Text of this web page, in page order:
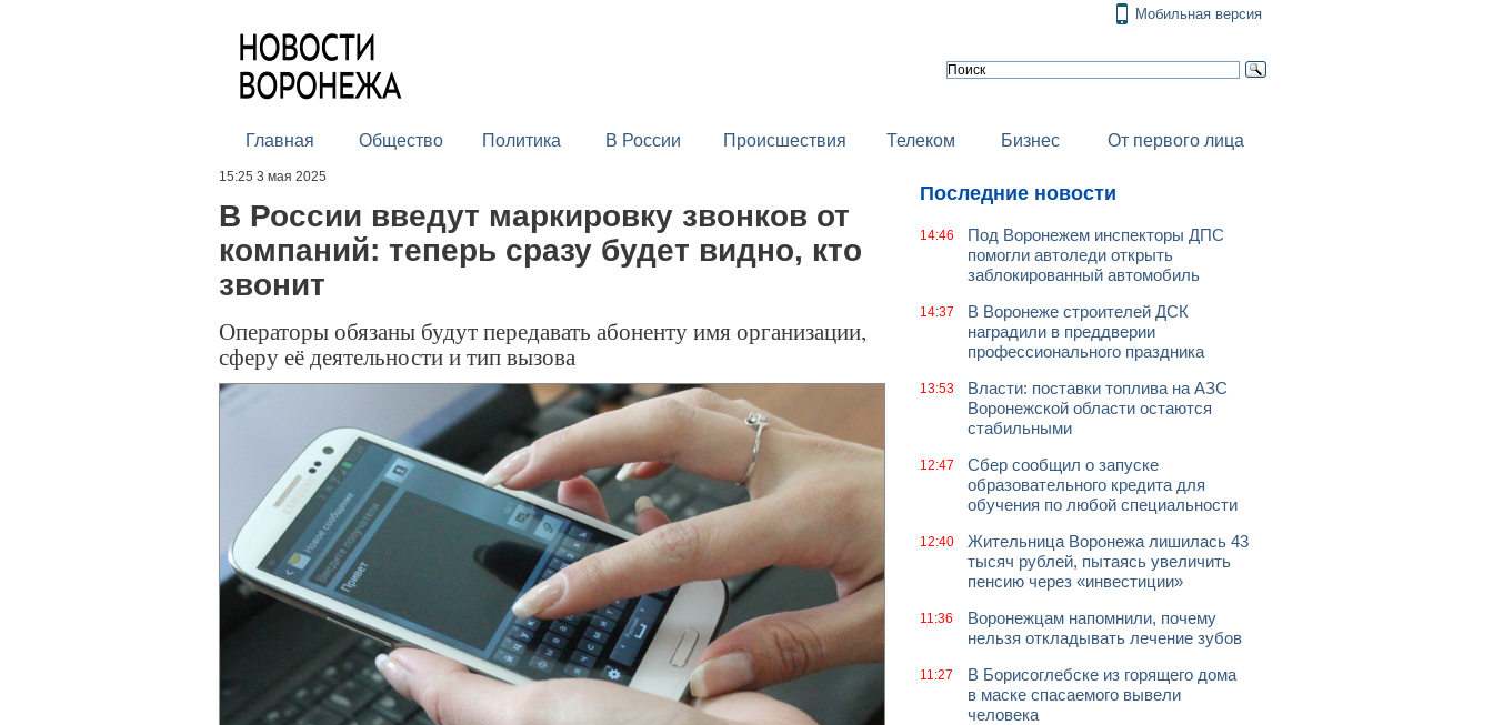
Мобильная версия
Главная Общество Политика В России Происшествия Телеком Бизнес От первого лица
15:25 3 мая 2025
В России введут маркировку звонков от
компаний: теперь сразу будет видно, кто
звонит
Операторы обязаны будут передавать абоненту имя организации,
сферу её деятельности и тип вызова
Последние новости
14:46
Под Воронежем инспекторы ДПС
помогли автоледи открыть
заблокированный автомобиль
14:37
В Воронеже строителей ДСК
наградили в преддверии
профессионального праздника
13:53
Власти: поставки топлива на АЗС
Воронежской области остаются
стабильными
12:47
Сбер сообщил о запуске
образовательного кредита для
обучения по любой специальности
12:40
Жительница Воронежа лишилась 43
тысяч рублей, пытаясь увеличить
пенсию через «инвестиции»
11:36
Воронежцам напомнили, почему
нельзя откладывать лечение зубов
11:27
В Борисоглебске из горящего дома
в маске спасаемого вывели
человека